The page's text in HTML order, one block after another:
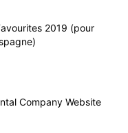
2019 (pour
Company Website